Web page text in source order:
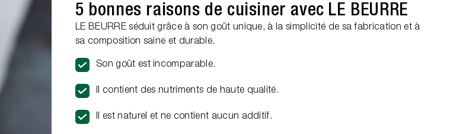
5 bonnes raisons de cuisiner avec LE BEURRE
LE BEURRE séduit grâce à son goût unique, à la simplicité de sa fabrication et à
sa composition saine et durable.
Son goût est incomparable.
Il contient des nutriments de haute qualité.
Il est naturel et ne contient aucun additif.